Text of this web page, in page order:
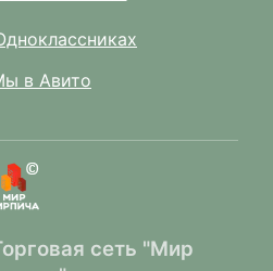
в Авито
сеть "Мир